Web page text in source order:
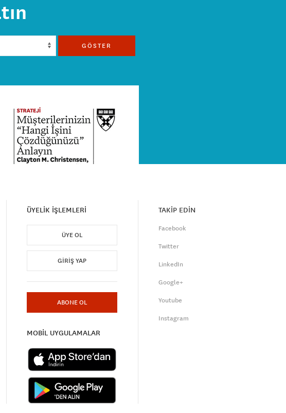
GÖSTER
ÜYELİK İŞLEMLERİ
ÜYE OL
GIRIŞ YAP
ABONE OL
MOBİL UYGULAMALAR
TAKİP EDİN
Facebook
Twitter
LinkedIn
Google+
Youtube
Instagram